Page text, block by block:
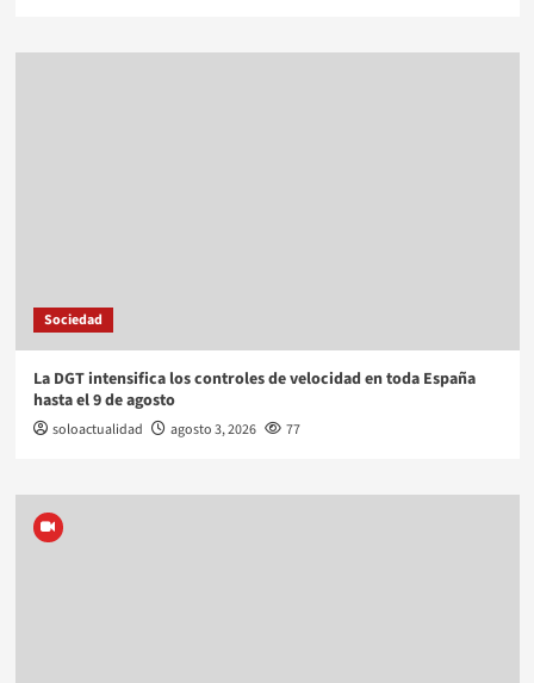
Sociedad
La DGT intensifica los controles de velocidad en toda España
hasta el 9 de agosto
soloactualidad agosto 3, 2026 77